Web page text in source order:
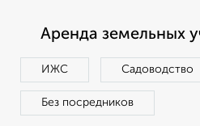
Аренда земельных
ИЖС Садоводство
Без посредников